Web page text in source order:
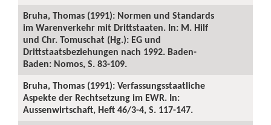
Bruha, Thomas (1991): Normen und Standards
im Warenverkehr mit Drittstaaten. In: M. Hilf
und Chr. Tomuschat (Hg.): EG und
Drittstaatsbeziehungen nach 1992. Baden-
Baden: Nomos, S. 83-109.
Bruha, Thomas (1991): Verfassungsstaatliche
Aspekte der Rechtsetzung im EWR. In:
Aussenwirtschaft, Heft 46/3-4, S. 117-147.